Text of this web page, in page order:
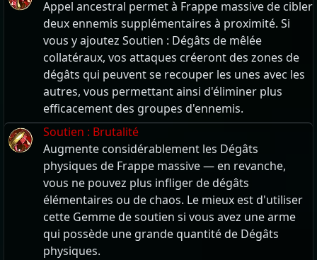
Appel ancestral permet à Frappe massive de cibler
deux ennemis supplémentaires à proximité. Si
vous y ajoutez Soutien : Dégâts de mêlée
collatéraux, vos attaques créeront des zones de
dégâts qui peuvent se recouper les unes avec les
autres, vous permettant ainsi d'éliminer plus
efficacement des groupes d'ennemis.
Soutien : Brutalité
Augmente considérablement les Dégâts
physiques de Frappe massive — en revanche,
vous ne pouvez plus infliger de dégâts
élémentaires ou de chaos. Le mieux est d'utiliser
cette Gemme de soutien si vous avez une arme
qui possède une grande quantité de Dégâts
physiques.